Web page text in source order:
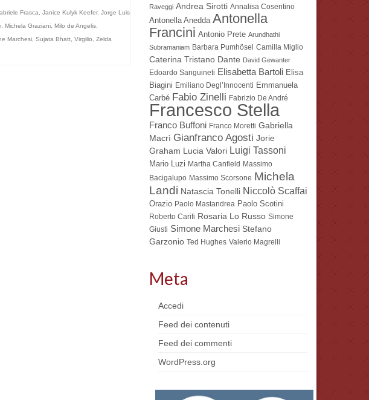
Frasca Janice Kulyk Keefer, Jorge Luis
Michela Graziani, Milo de Angelis,
Marchesi, Sujata Bhatt, Virgilio
Zelda
Raveggi Andrea Sirotti Annalisa Cosentino
Antonella Anedda Antonella
Francini Antonio Prete Arundhathi
Subramaniam Barbara Pumhösel Camilla Miglio
Caterina Tristano Dante David Gewanter
Edoardo Sanguineti Elisabetta Bartoli Elisa
Biagini Emiliano Degl’Innocenti Emmanuela
Carbé Fabio Zinelli Fabrizio De André
Francesco Stella
Franco Buffoni Franco Moretti Gabriella
Macrì Gianfranco Agosti Jorie
Graham Lucia Valori Luigi Tassoni
Mario Luzi Martha Canfield Massimo
Bacigalupo Massimo Scorsone Michela
Landi Natascia Tonelli Niccolò Scaffai
Orazio Paolo Mastandrea Paolo Scotini
Roberto Carifi Rosaria Lo Russo Simone
Giusti Simone Marchesi Stefano
Garzonio Ted Hughes Valerio Magrelli
Meta
Accedi
Feed dei contenuti
Feed dei commenti
WordPress.org